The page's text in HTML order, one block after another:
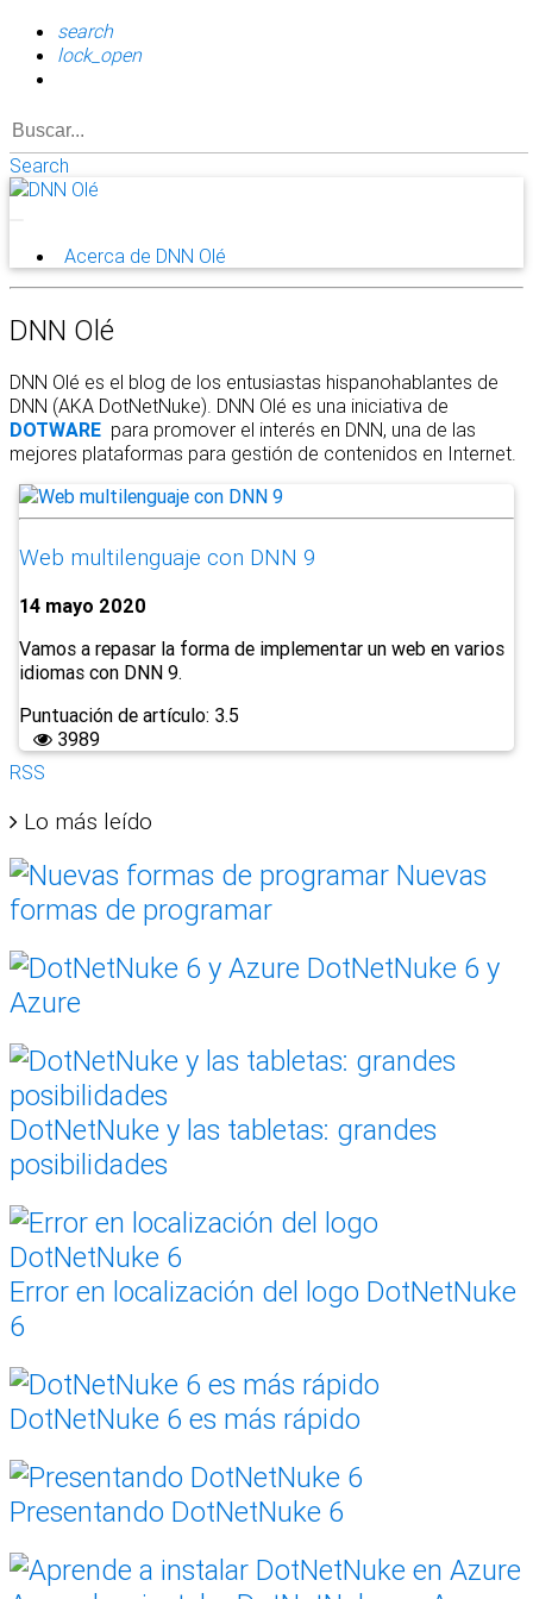
search
lock_open
Search
Acerca de DNN Olé
DNN Olé
DNN Olé es el blog de los entusiastas hispanohablantes de
DNN (AKA DotNetNuke). DNN Olé es una iniciativa de
DOTWARE para promover el interés en DNN, una de las
mejores plataformas para gestión de contenidos en Internet.
Web multilenguaje con DNN 9
14 mayo 2020
Vamos a repasar la forma de implementar un web en varios
idiomas con DNN 9.
Puntuación de artículo: 3.5
3989
RSS
Lo más leído
Nuevas
formas de programar
DotNetNuke 6 y
Azure
DotNetNuke y las tabletas: grandes
posibilidades
Error en localización del logo DotNetNuke
6
DotNetNuke 6 es más rápido
Presentando DotNetNuke 6